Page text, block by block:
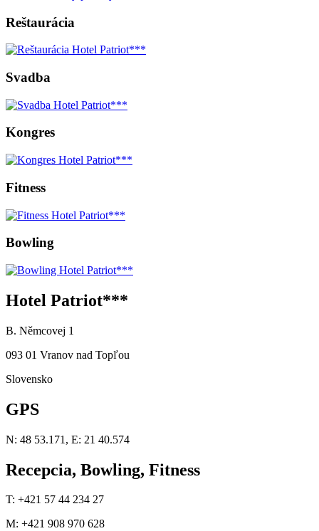
Reštaurácia
Svadba
Kongres
Fitness
Bowling
Hotel Patriot***
B. Němcovej 1
093 01 Vranov nad Topľou
Slovensko
GPS
N: 48 53.171, E: 21 40.574
Recepcia, Bowling, Fitness
T: +421 57 44 234 27
M: +421 908 970 628